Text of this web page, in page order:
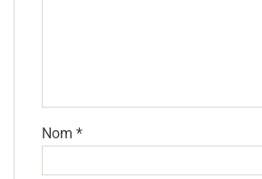
Nom *